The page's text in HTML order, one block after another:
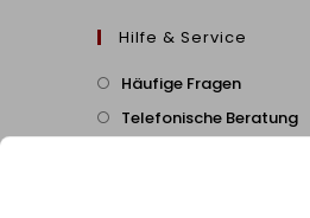
Hilfe & Service
Häufige Fragen
Telefonische Beratung